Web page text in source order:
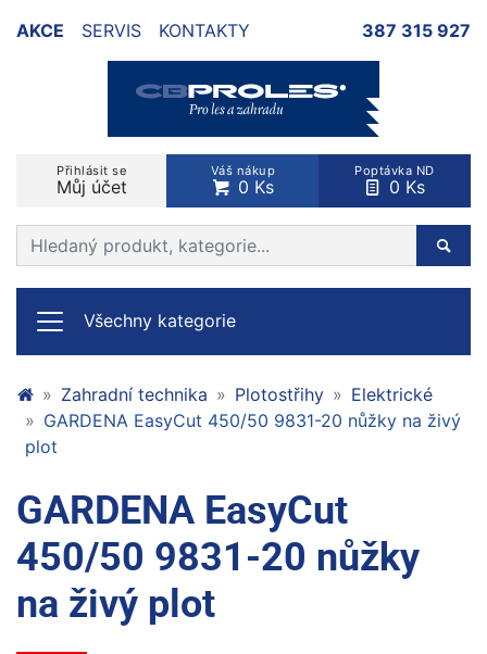
AKCE SERVIS KONTAKTY 387 315 927
Přihlásit se
Můj účet
Váš nákup
0 Ks
Poptávka ND
0 Ks
Prohledat web
Všechny kategorie
Zahradní technika Plotostřihy
Elektrické
GARDENA EasyCut 450/50 9831-20 nůžky na živý
plot
GARDENA EasyCut
450/50 9831-20 nůžky
na živý plot